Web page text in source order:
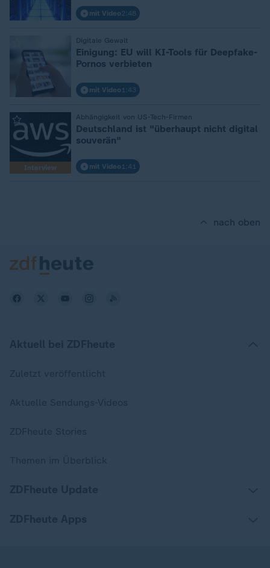
mit Video2:48
Digitale Gewalt
Einigung: EU will KI-Tools für Deepfake-
Pornos verbieten
mit Video 1:43
Interview
Abhängigkeit von US-Tech-Firmen
Deutschland ist "überhaupt nicht digital
souverän"
mit Video 1:41
nach oben